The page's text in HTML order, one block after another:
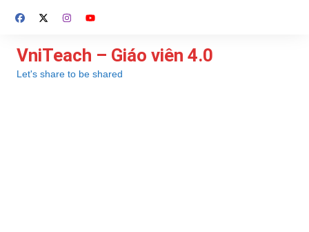
đến
dung
VniTeach – Giáo viên 4.0
Let's share to be shared